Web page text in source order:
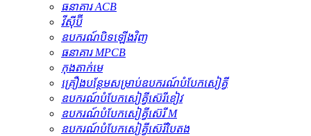
ធនាគារ ACB
វីស៊ីប៊ី
ឧបករណ៍បិទឡើងវិញ
ធនាគារ MPCB
កុងតាក់មេ
គ្រឿងបន្ថែមសម្រាប់ឧបករណ៍បំបែកសៀគ្វី
ឧបករណ៍បំបែកសៀគ្វីស៊េរីខៀវ
ឧបករណ៍បំបែកសៀគ្វីស៊េរី M
ឧបករណ៍បំបែកសៀគ្វីស៊េរីបៃតង